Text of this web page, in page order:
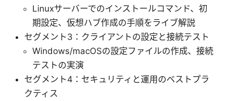
Linuxサーバーでのインストールコマンド、初
期設定、仮想ハブ作成の手順をライブ解説
セグメント3：クライアントの設定と接続テスト
Windows/macOSの設定ファイルの作成、接続
テストの実演
セグメント4：セキュリティと運用のベストプラ
クティス